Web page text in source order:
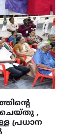
ചെയ്തു ,
പ്രധാന